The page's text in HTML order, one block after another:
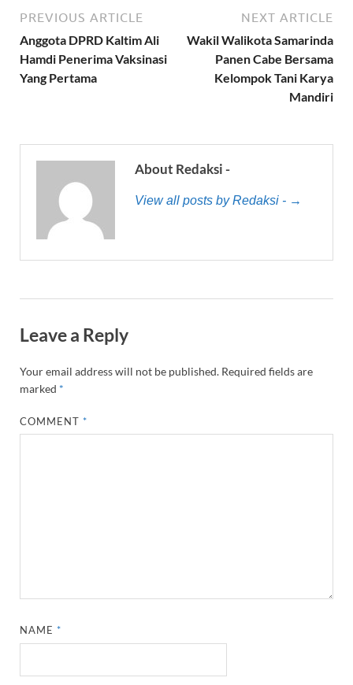
PREVIOUS ARTICLE
Anggota DPRD Kaltim Ali
Hamdi Penerima Vaksinasi
Yang Pertama
NEXT ARTICLE
Wakil Walikota Samarinda
Panen Cabe Bersama
Kelompok Tani Karya
Mandiri
About Redaksi -
View all posts by Redaksi - →
Leave a Reply
Your email address will not be published. Required fields are
marked *
COMMENT*
NAME*